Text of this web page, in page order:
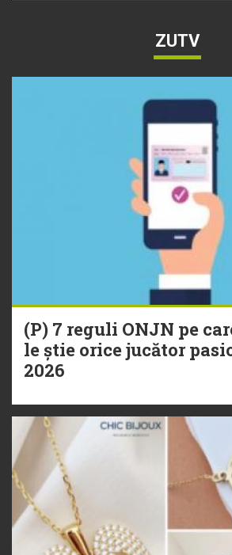
ZUTV
(P) 7 reguli ONJN pe
le știe orice jucător
2026